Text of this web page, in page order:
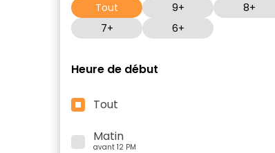
Tout 9+
8+
7+
6+
Heure de début
Tout
Matin
avant 12 PM